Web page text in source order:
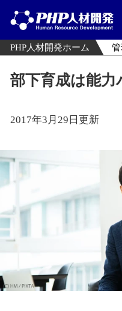
PHP人材開発ホーム
部下育成は能力
2017年3月29日更新